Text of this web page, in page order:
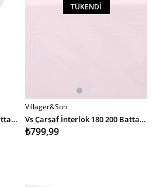
Vs Çarşaf Süprem 180 200 Battal Boy Beyaz
TÜKENDI
Villager&Son
Vs Çarşaf İnterlok 180 200 Battal Boy PEMBE
₺799,99